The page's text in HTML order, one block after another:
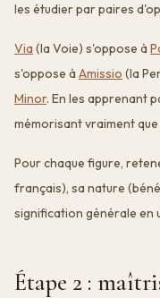
les étudier par paires
Via (la Voie) s'oppose à
s'oppose à Amissio (la
Minor. En les apprenant
mémorisant vraiment que
Pour chaque figure,
français), sa nature
signification générale en
Étape 2 :